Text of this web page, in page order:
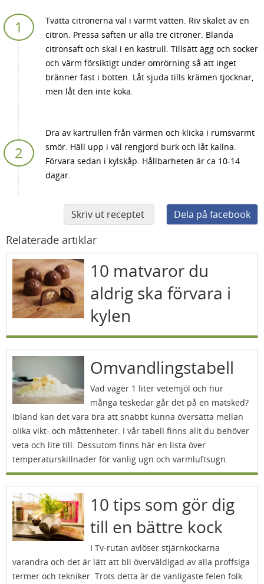
Tvätta citronerna väl i varmt vatten. Riv skalet av en
citron. Pressa saften ur alla tre citroner. Blanda
citronsaft och skal i en kastrull. Tillsätt ägg och socker
och värm försiktigt under omrörning så att inget
bränner fast i botten. Låt sjuda tills krämen tjocknar,
men låt den inte koka.
Dra av kartrullen från värmen och klicka i rumsvarmt
smör. Häll upp i väl rengjord burk och låt kallna.
Förvara sedan i kylskåp. Hållbarheten är ca 10-14
dagar.
Skriv ut receptet Dela på facebook
Relaterade artiklar
10 matvaror du
aldrig ska förvara i
kylen
Omvandlingstabell
Vad väger 1 liter vetemjöl och hur
många teskedar går det på en matsked?
Ibland kan det vara bra att snabbt kunna översätta mellan
olika vikt- och måttenheter. I vår tabell finns allt du behöver
veta och lite till. Dessutom finns här en lista över
temperaturskillnader för vanlig ugn och varmluftsugn.
10 tips som gör dig
till en bättre kock
I Tv-rutan avlöser stjärnkockarna
varandra och det är lätt att bli överväldigad av alla proffsiga
termer och tekniker. Trots detta är de vanligaste felen folk